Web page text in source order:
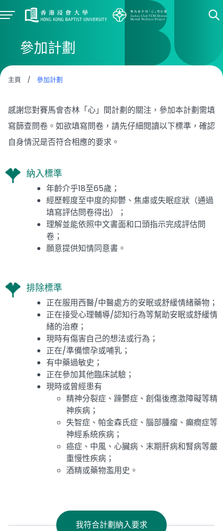
參加計劃
主⾴ / 參加計劃
感謝您對賽馬會杏林「心」間計劃的關注，參加本計劃需填
寫篩查問卷。如欲填寫問卷，請先仔細閱讀以下標準，確認
自身情況是否符合相應的要求。
納入標準
年齡介乎18至65歲；
經歷輕度至中度的抑鬱、焦慮或失眠症狀（通過
填寫評估問卷得出）；
理解並能依照中文書面和口頭指示完成評估問
卷；
願意提供知情同意書。
排除標準
正在服用西醫/中醫處方的安眠或舒緩情緒藥物；
正在接受心理輔導/認知行為等幫助安眠或舒緩情
緒的治療；
現時有傷害自己的想法或行為；
正在/準備懷孕或哺乳；
有中藥過敏史；
正在參加其他臨床試驗；
現時或曾經患有
精神分裂症、躁鬱症、創傷後應激障礙等精
神疾病；
失智症、帕金森氏症、腦部腫瘤、癲癇症等
神經系統疾病；
癌症、中風、心臟病、末期肝病和腎病等嚴
重慢性疾病；
酒精或藥物濫用史。
我符合計劃納入要求